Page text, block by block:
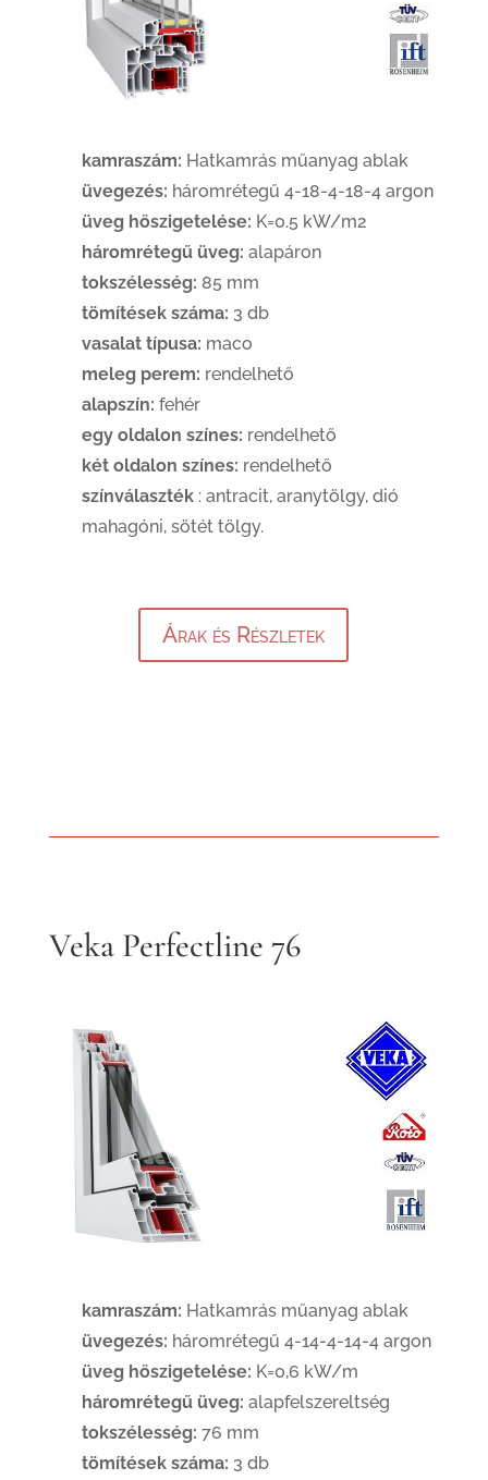
kamraszám: Hatkamrás műanyag ablak
üvegezés: háromrétegű 4-18-4-18-4 argon
üveg hőszigetelése: K=0.5 kW/m2
háromrétegű üveg: alapáron
tokszélesség: 85 mm
tömítések száma: 3 db
vasalat típusa: maco
meleg perem: rendelhető
alapszín: fehér
egy oldalon színes: rendelhető
két oldalon színes: rendelhető
színválaszték: antracit, aranytölgy, dió
mahagóni, sötét tölgy.
Árak és Részletek
Veka Perfectline 76
kamraszám: Hatkamrás műanyag ablak
üvegezés: háromrétegű 4-14-4-14-4 argon
üveg hőszigetelése: K=0,6 kW/m
háromrétegű üveg: alapfelszereltség
tokszélesség: 76 mm
tömítések száma: 3 db